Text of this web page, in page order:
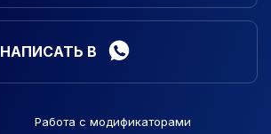
НАПИСАТЬ В
Работа с модификаторами
Подборка сайтов
Созданные сайты